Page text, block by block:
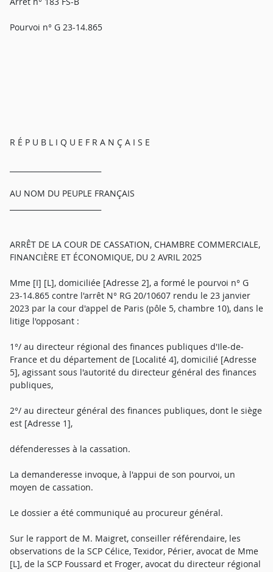
Pourvoi n° G 23-14.865
R É P U B L I Q U E F R A N Ç A I S E
AU NOM DU PEUPLE FRANÇAIS
ARRÊT DE LA COUR DE CASSATION, CHAMBRE COMMERCIALE,
FINANCIÈRE ET ÉCONOMIQUE, DU 2 AVRIL 2025
Mme [I] [L], domiciliée [Adresse 2], a formé le pourvoi n° G
23-14.865 contre l'arrêt N° RG 20/10607 rendu le 23 janvier
2023 par la cour d'appel de Paris (pôle 5, chambre 10), dans le
litige l'opposant :
1°/ au directeur régional des finances publiques d'Ile-de-
France et du département de [Localité 4], domicilié [Adresse
5], agissant sous l'autorité du directeur général des finances
publiques,
2°/ au directeur général des finances publiques, dont le siège
est [Adresse 1],
défenderesses à la cassation.
La demanderesse invoque, à l'appui de son pourvoi, un
moyen de cassation.
Le dossier a été communiqué au procureur général.
Sur le rapport de M. Maigret, conseiller référendaire, les
observations de la SCP Célice, Texidor, Périer, avocat de Mme
[L], de la SCP Foussard et Froger, avocat du directeur régional